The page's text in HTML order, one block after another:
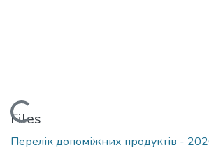
Loading...
Files
Перелік допоміжних продуктів -